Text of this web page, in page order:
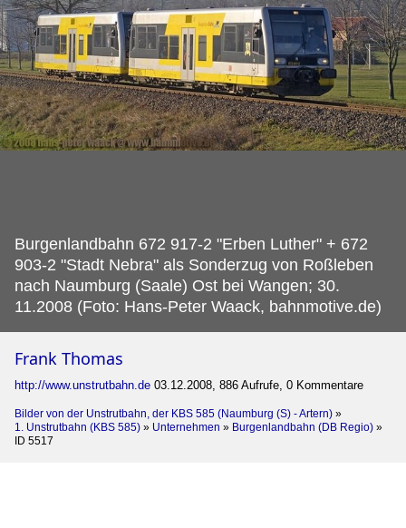
Burgenlandbahn 672 917-2 "Erben Luther" + 672
903-2 "Stadt Nebra" als Sonderzug von Roßleben
nach Naumburg (Saale) Ost bei Wangen; 30.
11.2008 (Foto: Hans-Peter Waack, bahnmotive.de)
Frank Thomas
http://www.unstrutbahn.de 03.12.2008, 886 Aufrufe, 0 Kommentare
Bilder von der Unstrutbahn, der KBS 585 (Naumburg (S) - Artern) »
1. Unstrutbahn (KBS 585) » Unternehmen » Burgenlandbahn (DB Regio) »
ID 5517